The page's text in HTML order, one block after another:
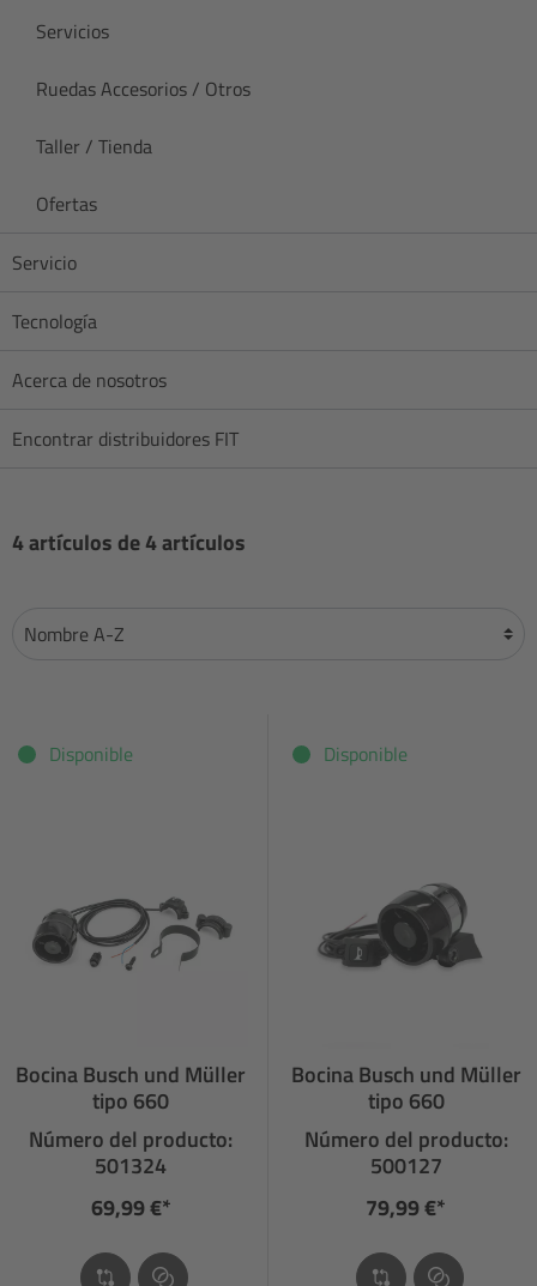
Servicios
Ruedas Accesorios / Otros
Taller / Tienda
Ofertas
Servicio
Tecnología
Acerca de nosotros
Encontrar distribuidores FIT
4 artículos de 4 artículos
Disponible
Bocina Busch und Müller
tipo 660
Número del producto:
501324
69,99 €*
Disponible
Bocina Busch und Müller
tipo 660
Número del producto:
500127
79,99 €*